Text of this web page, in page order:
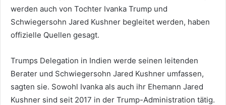
werden auch von Tochter Ivanka Trump und
Schwiegersohn Jared Kushner begleitet werden, haben
offizielle Quellen gesagt.
Trumps Delegation in Indien werde seinen leitenden
Berater und Schwiegersohn Jared Kushner umfassen,
sagten sie. Sowohl Ivanka als auch ihr Ehemann Jared
Kushner sind seit 2017 in der Trump-Administration tätig.